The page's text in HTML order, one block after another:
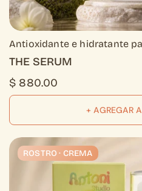
Antioxidante e hidratante
THE SERUM
$ 880.00
+ AGREGAR
ROSTRO · CREMA
ROSTRO · CREMA